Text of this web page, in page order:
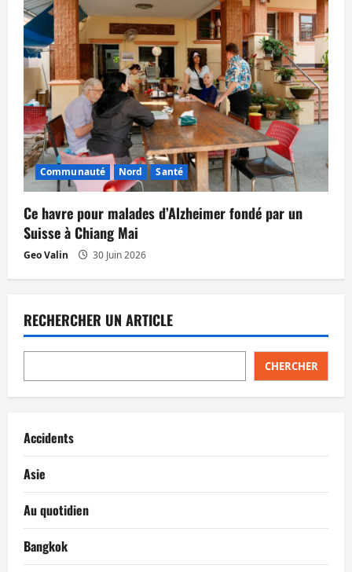
Communauté Nord Santé
Ce havre pour malades d’Alzheimer fondé par un
Suisse à Chiang Mai
Geo Valin 30 Juin 2026
RECHERCHER UN ARTICLE
CHERCHER
Accidents
Asie
Au quotidien
Bangkok